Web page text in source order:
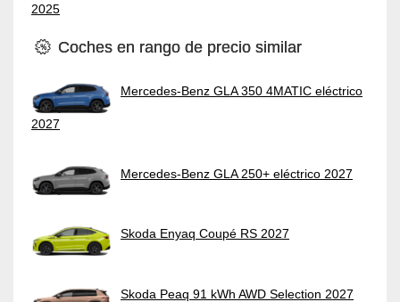
2025
Coches en rango de precio similar
Mercedes-Benz GLA 350 4MATIC eléctrico
2027
Mercedes-Benz GLA 250+ eléctrico 2027
Skoda Enyaq Coupé RS 2027
Skoda Peaq 91 kWh AWD Selection 2027